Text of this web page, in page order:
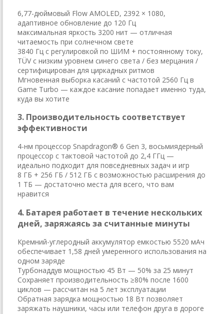
6,77-дюймовый Flow AMOLED, 2392 × 1080,
адаптивное обновление до 120 Гц
максимальная яркость 3200 нит — отличная
читаемость при солнечном свете
3840 Гц с регулировкой по ШИМ + постоянному току,
TÜV с низким уровнем синего света / без мерцания /
сертифицирован для циркадных ритмов
Мгновенная выборка касаний с частотой 2560 Гц в
Game Turbo — каждое касание попадает именно туда,
куда вы хотите
3. Производительность соответствует
эффективности
4-нм процессор Snapdragon® 6 Gen 3, восьмиядерный
процессор с тактовой частотой до 2,4 ГГц —
идеально подходит для повседневных задач и игр
8 ГБ + 256 ГБ / 512 ГБ с возможностью расширения до
1 ТБ — достаточно места для всего, что вам
нравится
4. Батарея работает в течение нескольких
дней, заряжаясь за считанные минуты
Кремний-углеродный аккумулятор емкостью 5520 мАч
обеспечивает 1,58 дней умеренного использования на
одном заряде
Турбонаддув мощностью 45 Вт — 50% за 25 минут
Сохраняет производительность ≥80% после 1600
циклов — рассчитан на 5 лет эксплуатации
Обратная зарядка мощностью 18 Вт позволяет
заряжать наушники, часы или телефон друга в дороге